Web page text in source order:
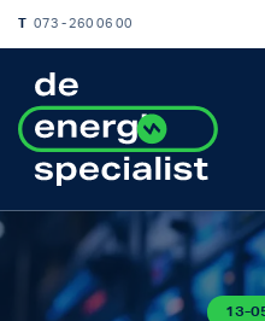
073 - 260 06 00
13-